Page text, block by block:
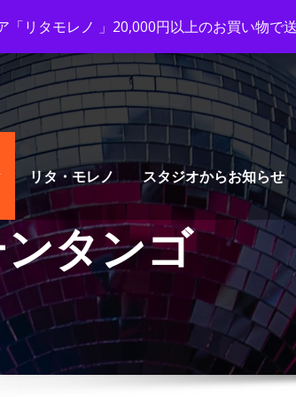
リタ・モレノ スタジオからお知らせ
タンゴ
リタモレノ 」20,000円以上のお買い物で